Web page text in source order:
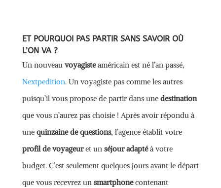
ET POURQUOI PAS PARTIR SANS SAVOIR OÙ
L’ON VA ?
Un nouveau voyagisteaméricain est né l’an passé,
Nextpedition. Un voyagiste pas comme les autres
puisqu’il vous propose de partir dans une destination
que vous n’aurez pas choisie ! Après avoir répondu à
une quinzaine de questions, l’agence établit votre
profil de voyageuret un séjour adaptéà votre
budget. C’est seulement quelques jours avant le départ
que vous recevrez un smartphonecontenant